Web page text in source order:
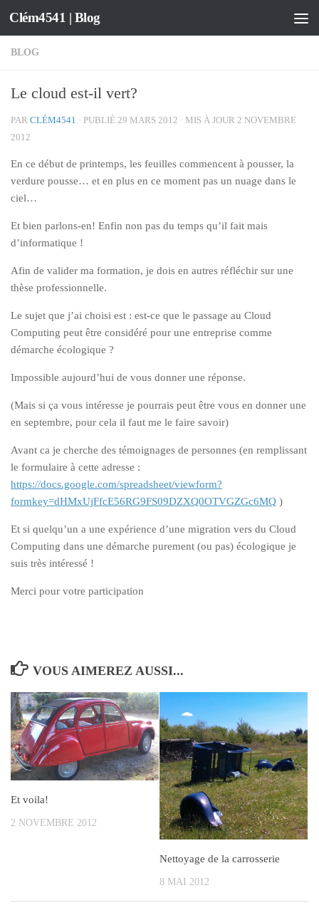
Skip to content
Clém4541 | Blog
BLOG
Le cloud est-il vert?
PAR CLÉM4541 · PUBLIÉ 29 MARS 2012 · MIS À JOUR 2 NOVEMBRE
2012
En ce début de printemps, les feuilles commencent à pousser, la
verdure pousse… et en plus en ce moment pas un nuage dans le
ciel…
Et bien parlons-en! Enfin non pas du temps qu’il fait mais
d’informatique !
Afin de valider ma formation, je dois en autres réfléchir sur une
thèse professionnelle.
Le sujet que j’ai choisi est : est-ce que le passage au Cloud
Computing peut être considéré pour une entreprise comme
démarche écologique ?
Impossible aujourd’hui de vous donner une réponse.
(Mais si ça vous intéresse je pourrais peut être vous en donner une
en septembre, pour cela il faut me le faire savoir)
Avant ca je cherche des témoignages de personnes (en remplissant
le formulaire à cette adresse :
https://docs.google.com/spreadsheet/viewform?
formkey=dHMxUjFfcE56RG9FS09DZXQ0OTVGZGc6MQ )
Et si quelqu’un a une expérience d’une migration vers du Cloud
Computing dans une démarche purement (ou pas) écologique je
suis très intéressé !
Merci pour votre participation
VOUS AIMEREZ AUSSI...
Et voila!
2 NOVEMBRE 2012
Nettoyage de la carrosserie
8 MAI 2012